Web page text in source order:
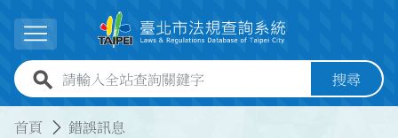
展開選單
全站查詢關鍵字欄位 搜尋
首頁 錯誤訊息